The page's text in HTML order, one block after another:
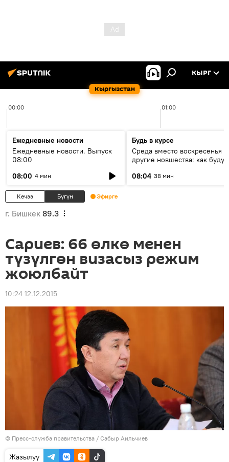
Кыргызстан
КЫРГ
00:00 01:00
Ежедневные новости
Ежедневные новости. Выпуск
08:00
08:00 4 мин
Будь в курсе
Среда вместо воскресенья и
другие новшества: как будут
08:04 38 мин
Кечээ Бүгүн Эфирге
г. Бишкек 89.3
Сариев: 66 өлкө менен
түзүлгөн визасыз режим
жоюлбайт
10:24 12.12.2015
© Пресс-служба правительства / Сабыр Аильчиев
Жазылуу